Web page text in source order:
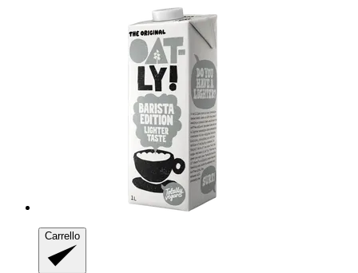
Carrello